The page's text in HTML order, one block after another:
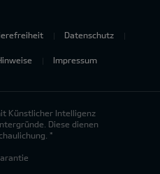
Datenschutz
Impressum
Künstlicher Intelligenz
Diese dienen
*